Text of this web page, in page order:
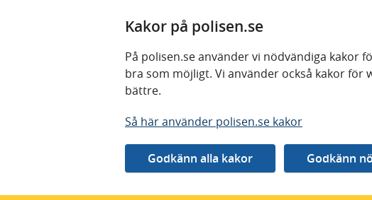
Kakor på polisen.se
På polisen.se använder vi nödvändiga kakor
bra som möjligt. Vi använder också kakor för
bättre.
Så här använder polisen.se kakor